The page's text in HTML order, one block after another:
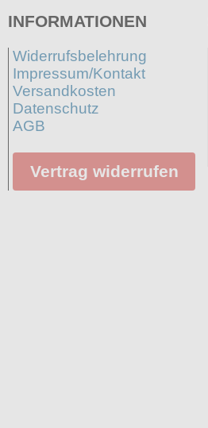
INFORMATIONEN
Widerrufsbelehrung
Impressum/Kontakt
Versandkosten
Datenschutz
AGB
Vertrag widerrufen